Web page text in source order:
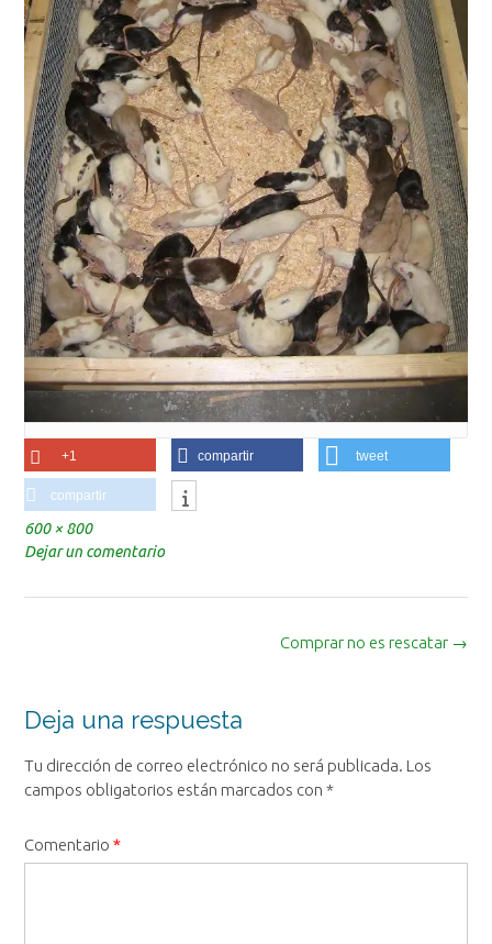
+1 compartir tweet
compartir
Tamaño
completo
600 × 800
Dejar un comentario
entrada
Comprar no es rescatar →
Deja una respuesta
Tu dirección de correo electrónico no será publicada. Los
campos obligatorios están marcados con *
Comentario *